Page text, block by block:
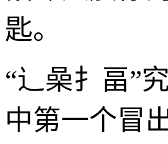
匙。
“辶喿扌畐”
中第一个冒